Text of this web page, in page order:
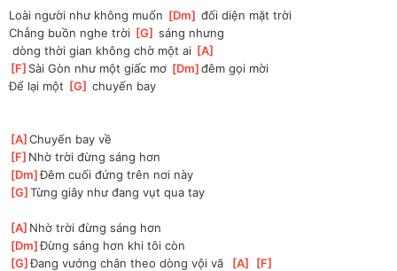
Loài người như không muốn [Dm ] đối diện mặt trời
Chẳng buồn nghe trời [G ] sáng nhưng
dòng thời gian không chờ một ai [A
[F ]Sài Gòn như một giấc mơ [Dm ]
đêm gọi mời
Để lại một [G ] chuyến bay
[A ]
Chuyến bay về
[F ]Nhờ trời đừng sáng hơn
[Dm ]
Đêm cuối đứng trên nơi này
[G ]
Từng giây như đang vụt qua tay
[A ]Nhờ trời đừng sáng hơn
[Dm ]
Đừng sáng hơn khi tôi còn
[G ]
Đang vướng chân theo dòng vội vã [A [F